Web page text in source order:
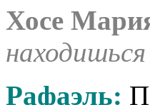
Хосе
Рафаэль: